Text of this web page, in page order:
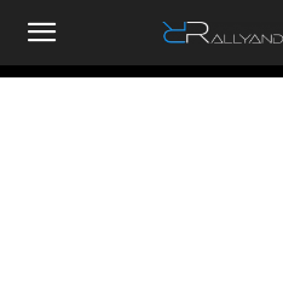
RallyandRaces.com